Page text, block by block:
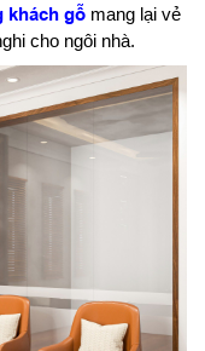
khách gỗ mang lại vẻ
cho ngôi nhà.